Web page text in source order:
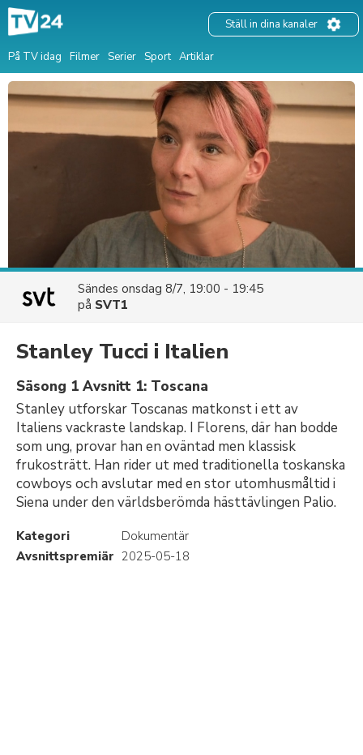
På TV idag Filmer Serier Sport Artiklar
Ställ in dina kanaler
Sändes onsdag 8/7, 19:00 - 19:45
på SVT1
Stanley Tucci i Italien
Säsong 1 Avsnitt 1: Toscana
Stanley utforskar Toscanas matkonst i ett av
Italiens vackraste landskap. I Florens, där han bodde
som ung, provar han en oväntad men klassisk
frukosträtt. Han rider ut med traditionella toskanska
cowboys och avslutar med en stor utomhusmåltid i
Siena under den världsberömda hästtävlingen Palio.
Kategori
Dokumentär
Avsnittspremiär 2025-05-18